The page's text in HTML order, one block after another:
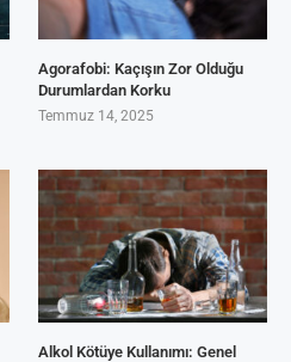
Agorafobi: Kaçışın Zor Olduğu
Durumlardan Korku
Temmuz 14, 2025
Alkol Kötüye Kullanımı: Genel